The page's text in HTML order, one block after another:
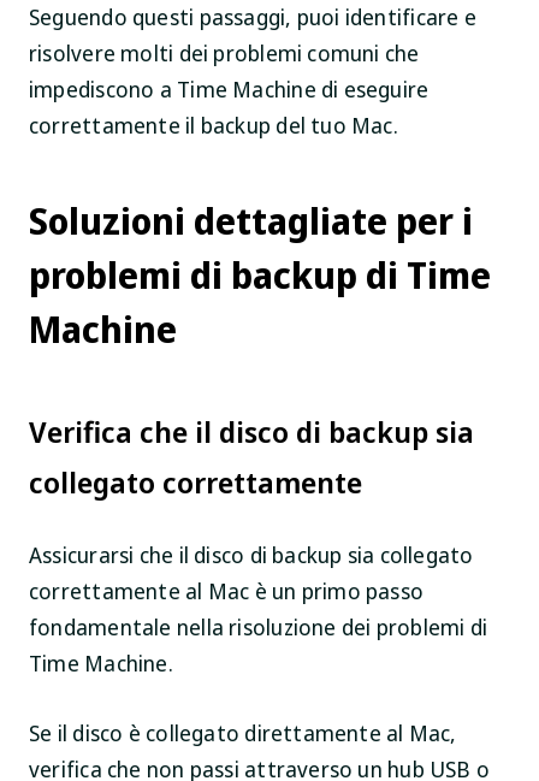
Seguendo questi passaggi, puoi identificare e
risolvere molti dei problemi comuni che
impediscono a Time Machine di eseguire
correttamente il backup del tuo Mac.
Soluzioni dettagliate per i
problemi di backup di Time
Machine
Verifica che il disco di backup sia
collegato correttamente
Assicurarsi che il disco di backup sia collegato
correttamente al Mac è un primo passo
fondamentale nella risoluzione dei problemi di
Time Machine.
Se il disco è collegato direttamente al Mac,
verifica che non passi attraverso un hub USB o